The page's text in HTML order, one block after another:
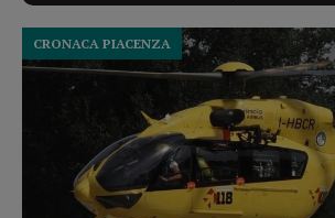
CRONACA PIACENZA